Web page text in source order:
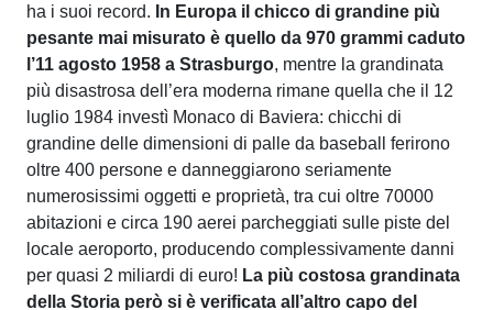
ha i suoi record. In Europa il chicco di grandine più
pesante mai misurato è quello da 970 grammi caduto
l’11 agosto 1958 a Strasburgo, mentre la grandinata
più disastrosa dell’era moderna rimane quella che il 12
luglio 1984 investì Monaco di Baviera: chicchi di
grandine delle dimensioni di palle da baseball ferirono
oltre 400 persone e danneggiarono seriamente
numerosissimi oggetti e proprietà, tra cui oltre 70000
abitazioni e circa 190 aerei parcheggiati sulle piste del
locale aeroporto, producendo complessivamente danni
per quasi 2 miliardi di euro! La più costosa grandinata
della Storia però si è verificata all’altro capo del